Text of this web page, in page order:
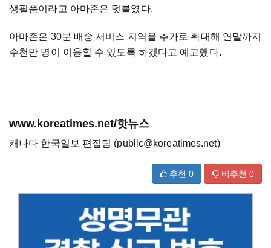
생필품이라고 아마존은 덧붙였다.
아마존은 30분 배송 서비스 지역을 추가로 확대해 연말까지
수천만 명이 이용할 수 있도록 하겠다고 예고했다.
www.koreatimes.net/핫뉴스
캐나다 한국일보 편집팀 (public@koreatimes.net)
추천 0 비추천 0